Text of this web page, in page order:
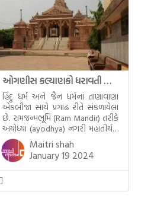
ઓગણીસ કલ્યાણકો ધરાવતી પાંચ તીર્થંકરોની પરમ પાવન જન્મભૂમિ – અયોધ્યા (Ayodhya)
હિંદુ ધર્મ અને જૈન ધર્મનાં તાણાવાણા
એકબીજા સાથે પ્રગાઢ રીતે સંકળાયેલા
છે. રામજન્મભૂમિ (Ram Mandir) તરીકે
અયોધ્યા (ayodhya) નગરી મહાતીર્થનું
ગૌરવ પામી છે, તો એ જ રીતે જૈન ધર્મના
ચોવીસ તીર્થંકરોમાંથી પાંચ-પાંચ
તીર્થંકરોનો જન્મ આ અયોધ્યાની પાવન
ભૂમિ પર થયો છે. જૈન ધર્મમાં ચોવીસ
કલ્યાણકો અહીં આવ્યાં છે. દરેક
Maitri shah
January 19 2024